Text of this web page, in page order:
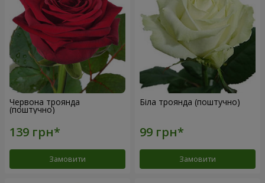
Червона троянда
(поштучно)
Замовити
Біла троянда (поштучно)
Замовити